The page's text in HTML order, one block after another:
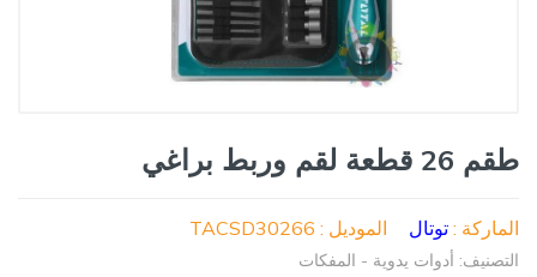
طقم 26 قطعة لقم وربط براغي
الماركة : توتال الموديل : TACSD30266
التصنيف: أدوات يدوية - المفكات